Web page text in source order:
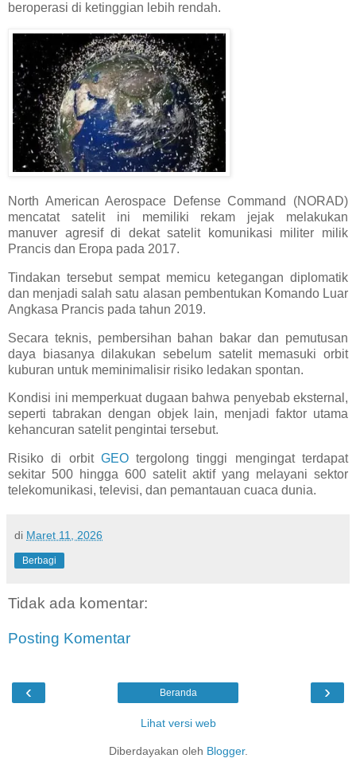
beroperasi di ketinggian lebih rendah.
North American Aerospace Defense Command (NORAD)
mencatat satelit ini memiliki rekam jejak melakukan
manuver agresif di dekat satelit komunikasi militer milik
Prancis dan Eropa pada 2017.
Tindakan tersebut sempat memicu ketegangan diplomatik
dan menjadi salah satu alasan pembentukan Komando Luar
Angkasa Prancis pada tahun 2019.
Secara teknis, pembersihan bahan bakar dan pemutusan
daya biasanya dilakukan sebelum satelit memasuki orbit
kuburan untuk meminimalisir risiko ledakan spontan.
Kondisi ini memperkuat dugaan bahwa penyebab eksternal,
seperti tabrakan dengan objek lain, menjadi faktor utama
kehancuran satelit pengintai tersebut.
Risiko di orbit GEOtergolong tinggi mengingat terdapat
sekitar 500 hingga 600 satelit aktif yang melayani sektor
telekomunikasi, televisi, dan pemantauan cuaca dunia.
di Maret 11, 2026
Berbagi
Tidak ada komentar:
Posting Komentar
‹ ›
Beranda
Lihat versi web
Diberdayakan oleh Blogger.